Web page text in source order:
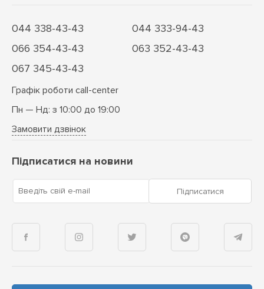
044 338-43-43
044 333-94-43
066 354-43-43
063 352-43-43
067 345-43-43
Графік роботи call-center
Пн — Нд: з 10:00 до 19:00
Замовити дзвінок
Підписатися на новини
Введіть свій e-mail Підписатися